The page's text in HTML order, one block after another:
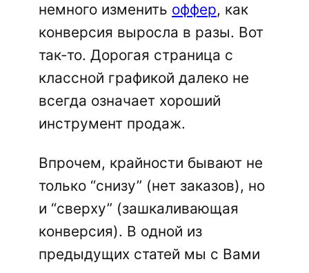
немного изменить оффер, как
конверсия выросла в разы. Вот
так-то. Дорогая страница с
классной графикой далеко не
всегда означает хороший
инструмент продаж.
Впрочем, крайности бывают не
только “снизу” (нет заказов), но
и “сверху” (зашкаливающая
конверсия). В одной из
предыдущих статей мы с Вами